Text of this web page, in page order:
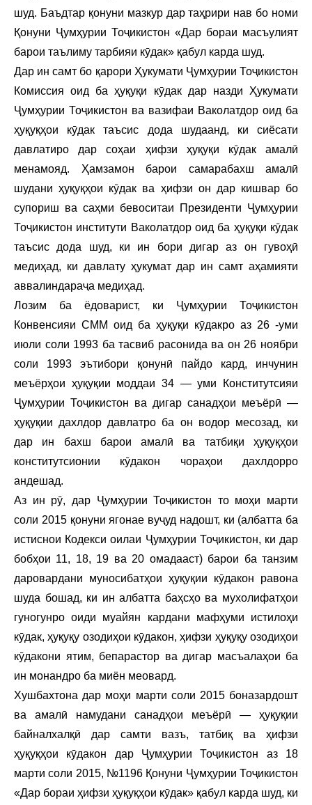
шуд. Баъдтар қонуни мазкур дар таҳрири нав бо номи
Қонуни Ҷумҳурии Тоҷикистон «Дар бораи масъулият
барои таълиму тарбияи кӯдак» қабул карда шуд.
Дар ин самт бо қарори Ҳукумати Ҷумҳурии Тоҷикистон
Комиссия оид ба ҳуқуқи кӯдак дар назди Ҳукумати
Ҷумҳурии Тоҷикистон ва вазифаи Ваколатдор оид ба
ҳуқуқҳои кӯдак таъсис дода шудаанд, ки сиёсати
давлатиро дар соҳаи ҳифзи ҳуқуқи кӯдак амалӣ
менамояд. Ҳамзамон барои самарабахш амалӣ
шудани ҳуқуқҳои кӯдак ва ҳифзи он дар кишвар бо
супориш ва саҳми бевоситаи Президенти Ҷумҳурии
Тоҷикистон институти Ваколатдор оид ба ҳуқуқи кӯдак
таъсис дода шуд, ки ин бори дигар аз он гувоҳӣ
медиҳад, ки давлату ҳукумат дар ин самт аҳамияти
аввалиндараҷа медиҳад.
Лозим ба ёдоварист, ки Ҷумҳурии Тоҷикистон
Конвенсияи СММ оид ба ҳуқуқи кӯдакро аз 26 -уми
июли соли 1993 ба тасвиб расонида ва он 26 ноябри
соли 1993 эътибори қонунӣ пайдо кард, инчунин
меъёрҳои ҳуқуқии моддаи 34 — уми Конститутсияи
Ҷумҳурии Тоҷикистон ва дигар санадҳои меъёрӣ —
ҳуқуқии дахлдор давлатро ба он водор месозад, ки
дар ин бахш барои амалӣ ва татбиқи ҳуқуқҳои
конститутсионии кӯдакон чораҳои дахлдорро
андешад.
Аз ин рӯ, дар Ҷумҳурии Тоҷикистон то моҳи марти
соли 2015 қонуни ягонае вуҷуд надошт, ки (албатта ба
истиснои Кодекси оилаи Ҷумҳурии Тоҷикистон, ки дар
бобҳои 11, 18, 19 ва 20 омадааст) барои ба танзим
даровардани муносибатҳои ҳуқуқии кӯдакон равона
шуда бошад, ки ин албатта баҳсҳо ва мухолифатҳои
гуногунро оиди муайян кардани мафҳуми истилоҳи
кӯдак, ҳуқуқу озодиҳои кӯдакон, ҳифзи ҳуқуқу озодиҳои
кӯдакони ятим, бепарастор ва дигар масъалаҳои ба
ин монандро ба миён меовард.
Хушбахтона дар моҳи марти соли 2015 боназардошт
ва амалӣ намудани санадҳои меъёрӣ — ҳуқуқии
байналхалқӣ дар самти вазъ, татбиқ ва ҳифзи
ҳуқуқҳои кӯдакон дар Ҷумҳурии Тоҷикистон аз 18
марти соли 2015, №1196 Қонуни Ҷумҳурии Тоҷикистон
«Дар бораи ҳифзи ҳуқуқҳои кӯдак» қабул карда шуд, ки